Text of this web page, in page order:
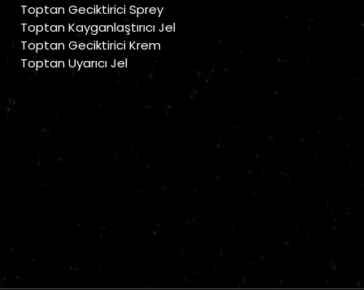
Toptan Geciktirici Sprey
Toptan Kayganlaştırıcı Jel
Toptan Geciktirici Krem
Toptan Uyarıcı Jel